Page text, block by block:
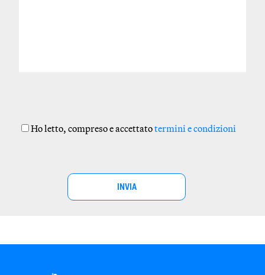
Ho letto, compreso e accettatotermini e condizioni